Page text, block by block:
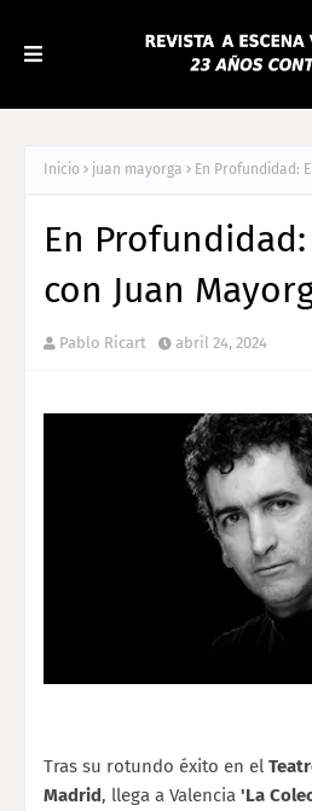
Inicio juan mayorga En Profundidad:
En
con Juan
Pablo Ricart abril 24, 2024
Tras su rotundo éxito en el
Madrid, llega a Valencia 'La